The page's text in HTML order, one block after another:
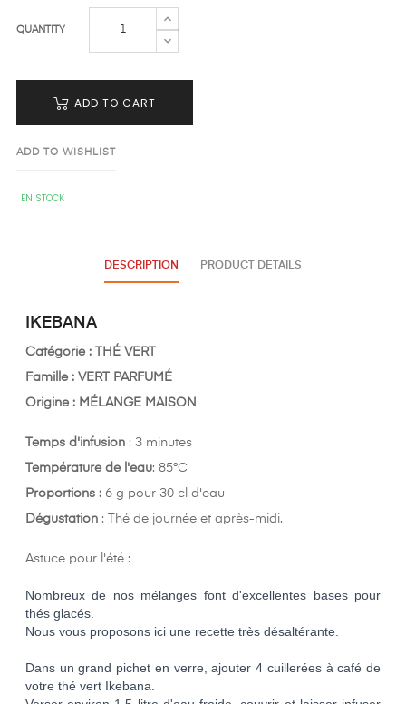
QUANTITY
ADD TO CART
ADD TO WISHLIST
EN STOCK
DESCRIPTION PRODUCT DETAILS
IKEBANA
Catégorie : THÉ VERT
Famille : VERT PARFUMÉ
Origine : MÉLANGE MAISON
Temps d'infusion : 3 minutes
Température de l'eau: 85°C
Proportions : 6 g pour 30 cl d'eau
Dégustation : Thé de journée et après-midi.
Astuce pour l'été :
Nombreux de nos mélanges font d'excellentes bases pour
thés glacés.
Nous vous proposons ici une recette très désaltérante.
Dans un grand pichet en verre, ajouter 4 cuillerées à café de
votre thé vert Ikebana.